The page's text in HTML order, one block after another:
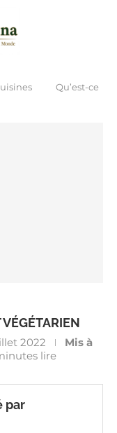
Qu’est-ce
2022
Mis à
lire
par